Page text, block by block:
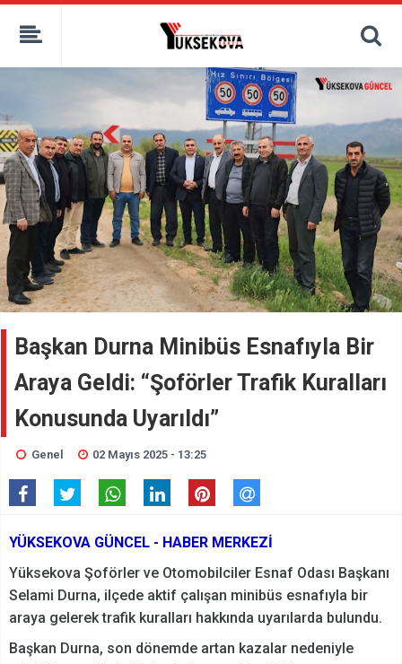
kaçak bahis
deneme bonusu
bahis siteleri
porno izle
Başkan Durna Minibüs Esnafıyla Bir
Araya Geldi: “Şoförler Trafik Kuralları
Konusunda Uyarıldı”
Genel 02 Mayıs 2025 - 13:25
YÜKSEKOVA GÜNCEL - HABER MERKEZİ
Yüksekova Şoförler ve Otomobilciler Esnaf Odası Başkanı
Selami Durna, ilçede aktif çalışan minibüs esnafıyla bir
araya gelerek trafik kuralları hakkında uyarılarda bulundu.
Başkan Durna, son dönemde artan kazalar nedeniyle